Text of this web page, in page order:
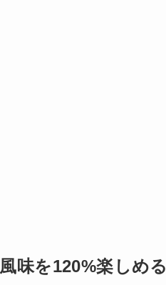
味を120%楽しめる